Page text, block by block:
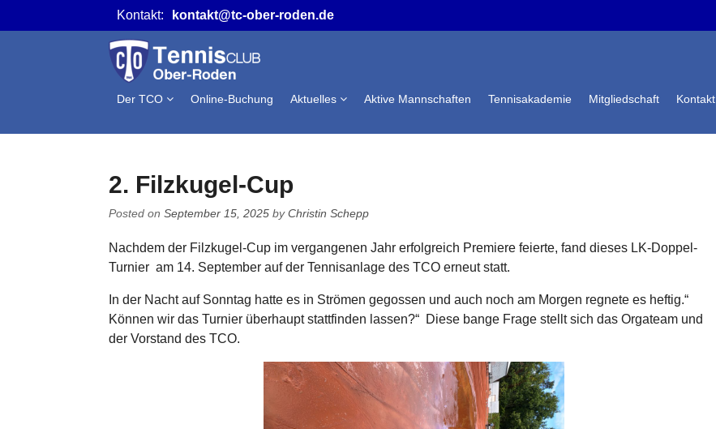
to
Kontakt: kontakt@tc-ober-roden.de
Der TCO Online-Buchung Aktuelles Aktive Mannschaften Tennisakademie Mitgliedschaft Kontakt
2. Filzkugel-Cup
Posted onSeptember 15, 2025 byChristin Schepp
Nachdem der Filzkugel-Cup im vergangenen Jahr erfolgreich Premiere feierte, fand dieses LK-Doppel-
Turnier am 14. September auf der Tennisanlage des TCO erneut statt.
In der Nacht auf Sonntag hatte es in Strömen gegossen und auch noch am Morgen regnete es heftig.“
Können wir das Turnier überhaupt stattfinden lassen?“ Diese bange Frage stellt sich das Orgateam und
der Vorstand des TCO.